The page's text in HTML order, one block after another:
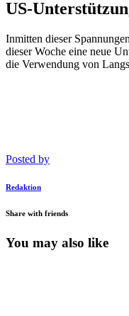
US-
Inmitten dieser
dieser Woche eine neue
die Verwendung von
Posted by
Redaktion
Share with friends
You may also like